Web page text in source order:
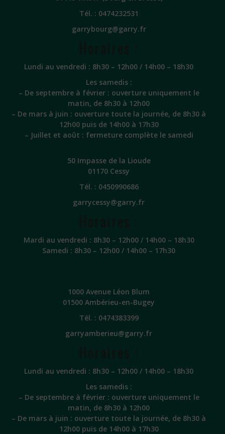
Tél. : 0474232531
garrybourg@garry.fr
Lundi au vendredi : 8h30 – 12h00 / 14h00 – 18h30
Les samedis :
– De septembre à février : ouverture uniquement le
matin, de 8h30 à 12h00
– De mars à juin : ouverture toute la journée, de 8h30 à
12h00 puis de 14h00 à 17h30
– Juillet et août : fermeture complète le samedi
50 Impasse de la Lioude
01170 Cessy
Tél. : 0450990686
garrycessy@garry.fr
Mardi au vendredi : 8h30 – 12h00 / 14h00 – 18h30
Samedi : 8h30 – 12h00 / 14h00 – 17h30
1000 Avenue Léon Blum
01500 Ambérieu-en-Bugey
Tél. : 0474383399
garryamberieu@garry.fr
Lundi au vendredi : 8h30 – 12h00 / 14h00 – 18h30
Les samedis :
– De septembre à février : ouverture uniquement le
matin, de 8h30 à 12h00
– De mars à juin : ouverture toute la journée, de 8h30 à
12h00 puis de 14h00 à 17h30